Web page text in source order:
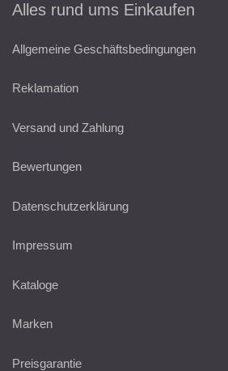
Alles rund ums Einkaufen
Allgemeine Geschäftsbedingungen
Reklamation
Versand und Zahlung
Bewertungen
Datenschutzerklärung
Impressum
Kataloge
Marken
Preisgarantie